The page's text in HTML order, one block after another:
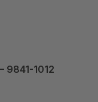
9841-1012